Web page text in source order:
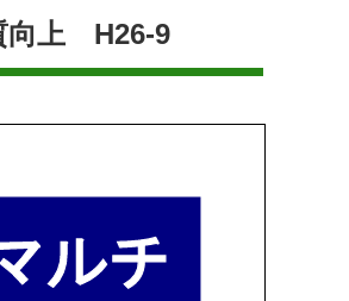
向上 H26-9